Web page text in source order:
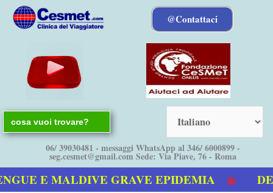
@Contattaci
Search
for:
06/ 39030481 - messaggi WhatsApp al 346/ 6000899 -
seg.cesmet@gmail.com Sede: Via Piave, 76 - Roma
E MALDIVE GRAVE EPIDEMIA